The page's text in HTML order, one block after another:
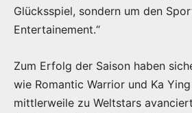
Glücksspiel, sondern um den
Entertainement.“
Zum Erfolg der Saison haben
wie Romantic Warrior und Ka
mittlerweile zu Weltstars